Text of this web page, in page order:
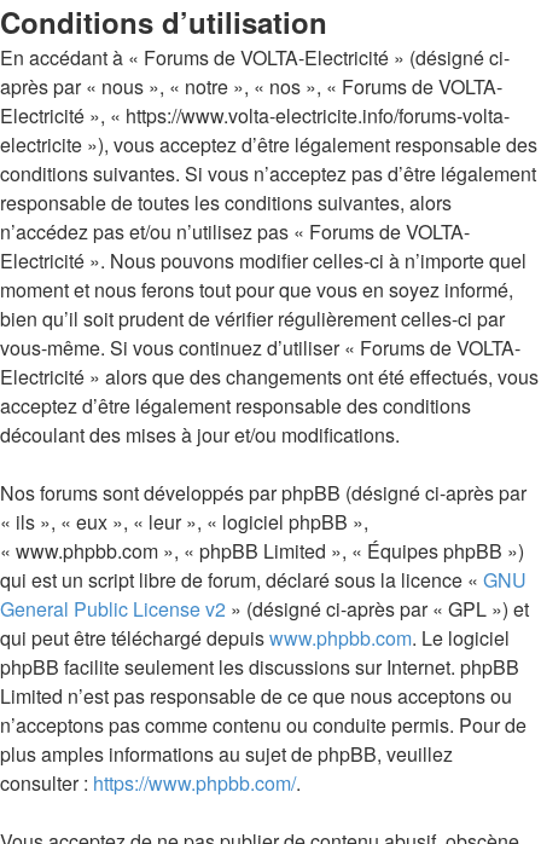
Conditions d’utilisation
En accédant à « Forums de VOLTA-Electricité » (désigné ci-
après par « nous », « notre », « nos », « Forums de VOLTA-
Electricité », « https://www.volta-electricite.info/forums-volta-
electricite »), vous acceptez d’être légalement responsable des
conditions suivantes. Si vous n’acceptez pas d’être légalement
responsable de toutes les conditions suivantes, alors
n’accédez pas et/ou n’utilisez pas « Forums de VOLTA-
Electricité ». Nous pouvons modifier celles-ci à n’importe quel
moment et nous ferons tout pour que vous en soyez informé,
bien qu’il soit prudent de vérifier régulièrement celles-ci par
vous-même. Si vous continuez d’utiliser « Forums de VOLTA-
Electricité » alors que des changements ont été effectués, vous
acceptez d’être légalement responsable des conditions
découlant des mises à jour et/ou modifications.
Nos forums sont développés par phpBB (désigné ci-après par
« ils », « eux », « leur », « logiciel phpBB »,
« www.phpbb.com », « phpBB Limited », « Équipes phpBB »)
qui est un script libre de forum, déclaré sous la licence « GNU
General Public License v2 » (désigné ci-après par « GPL ») et
qui peut être téléchargé depuiswww.phpbb.com. Le logiciel
phpBB facilite seulement les discussions sur Internet. phpBB
Limited n’est pas responsable de ce que nous acceptons ou
n’acceptons pas comme contenu ou conduite permis. Pour de
plus amples informations au sujet de phpBB, veuillez
consulter : https://www.phpbb.com/.